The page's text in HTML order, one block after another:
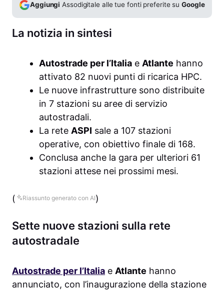
Aggiungi Assodigitale alle tue fonti preferite suGoogle
La notizia in sintesi
Autostrade per l’Italia e Atlante hanno
attivato 82 nuovi punti di ricarica HPC.
Le nuove infrastrutture sono distribuite
in 7 stazioni su aree di servizio
autostradali.
La rete ASPI sale a 107 stazioni
operative, con obiettivo finale di 168.
Conclusa anche la gara per ulteriori 61
stazioni attese nei prossimi mesi.
( Riassunto generato con AI)
Sette nuove stazioni sulla rete
autostradale
Autostrade per l’Italia e Atlante hanno
annunciato, con l’inaugurazione della stazione